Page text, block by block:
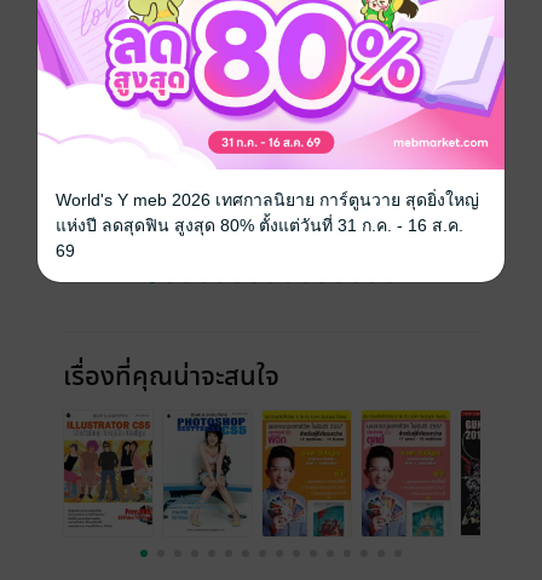
ราคาปก 95 บาท (ประหยัด 37%)
ฉบับย้อนหลัง ดูทั้งหมด
เรื่องที่คุณน่าจะสนใจ
World's Y meb 2026 เทศกาลนิยาย การ์ตูนวาย สุดยิ่งใหญ่
แห่งปี ลดสุดฟิน สูงสุด 80% ตั้งแต่วันที่ 31 ก.ค. - 16 ส.ค.
69